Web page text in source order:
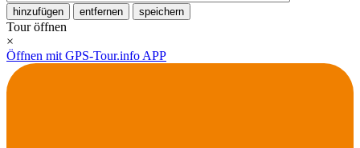
hinzufügen entfernen speichern
Tour öffnen
×
Öffnen mit GPS-Tour.info APP